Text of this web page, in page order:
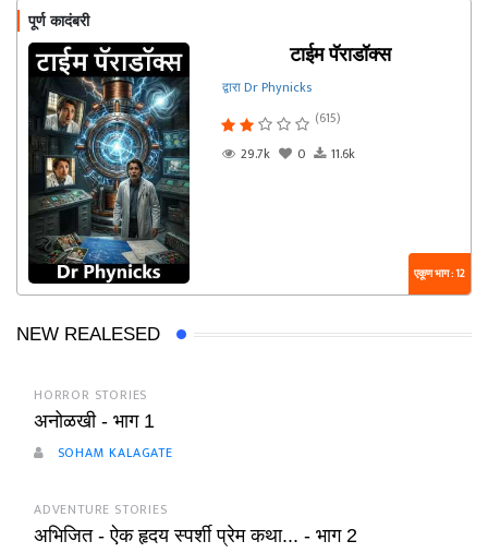
पूर्ण कादंबरी
टाईम पॅराडॉक्स
द्वारा Dr Phynicks
(615)
29.7k
0 11.6k
एकूण भाग : 12
NEW REALESED
HORROR STORIES
अनोळखी - भाग 1
SOHAM KALAGATE
ADVENTURE STORIES
अभिजित - ऐक हृदय स्पर्शी प्रेम कथा... - भाग 2